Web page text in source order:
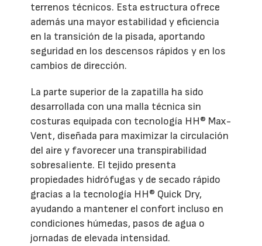
terrenos técnicos. Esta estructura ofrece
además una mayor estabilidad y eficiencia
en la transición de la pisada, aportando
seguridad en los descensos rápidos y en los
cambios de dirección.
La parte superior de la zapatilla ha sido
desarrollada con una malla técnica sin
costuras equipada con tecnología HH® Max-
Vent, diseñada para maximizar la circulación
del aire y favorecer una transpirabilidad
sobresaliente. El tejido presenta
propiedades hidrófugas y de secado rápido
gracias a la tecnología HH® Quick Dry,
ayudando a mantener el confort incluso en
condiciones húmedas, pasos de agua o
jornadas de elevada intensidad.